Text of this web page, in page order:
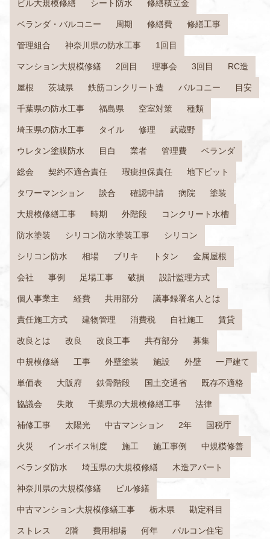
ビル大規模修繕 シート防水 修繕積立金
ベランダ・バルコニー 周期 修繕費 修繕工事
管理組合 神奈川県の防水工事 1回目
マンション大規模修繕 2回目 理事会 3回目 RC造
屋根 茨城県 鉄筋コンクリート造 バルコニー 目安
千葉県の防水工事 福島県 空室対策 種類
埼玉県の防水工事 タイル 修理 武蔵野
ウレタン塗膜防水 目白 業者 管理費 ベランダ
総会 契約不適合責任 瑕疵担保責任 地下ピット
タワーマンション 談合 確認申請 病院 塗装
大規模修繕工事 時期 外階段 コンクリート水槽
防水塗装 シリコン防水塗装工事 シリコン
シリコン防水 相場 ブリキ トタン 金属屋根
会社 事例 足場工事 破損 設計監理方式
個人事業主 経費 共用部分 議事録署名人とは
責任施工方式 建物管理 消費税 自社施工 賃貸
改良とは 改良 改良工事 共有部分 募集
中規模修繕 工事 外壁塗装 施設 外壁 一戸建て
単価表 大阪府 鉄骨階段 国土交通省 既存不適格
協議会 失敗 千葉県の大規模修繕工事 法律
補修工事 太陽光 中古マンション 2年 国税庁
火災 インボイス制度 施工 施工事例 中規模修善
ベランダ防水 埼玉県の大規模修繕 木造アパート
神奈川県の大規模修繕 ビル修繕
中古マンション大規模修繕工事 栃木県 勘定科目
ストレス 2階 費用相場 何年 パルコン住宅